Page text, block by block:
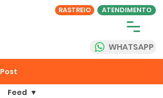
ATENDIMENTO
WHATSAPP
RASTREIO
Post
Feed